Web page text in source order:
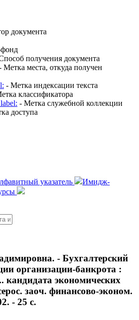
документа
получения документа
Метка места, откуда получен
- Метка индексации текста
классификатора
- Метка служебной коллекции
доступа
указатель
Имидж-
- Бухгалтерский
организации-банкрота :
кандидата экономических
заоч. финансово-эконом.
- 25 с.